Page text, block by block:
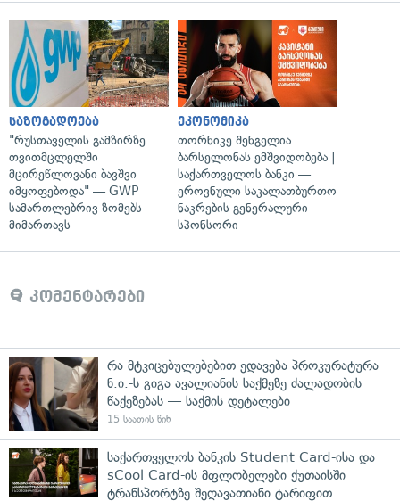
საზოგადოება
"რუსთაველის გამზირზე
თვითმცლელში
მცირეწლოვანი ბავშვი
იმყოფებოდა" — GWP
სამართლებრივ ზომებს
მიმართავს
ეკონომიკა
თორნიკე შენგელია
ბარსელონას ემშვიდობება |
საქართველოს ბანკი —
ეროვნული საკალათბურთო
ნაკრების გენერალური
სპონსორი
კომენტარები
რა მტკიცებულებებით ედავება პროკურატურა
ნ.ი.-ს გიგა ავალიანის საქმეზე ძალადობის
წაქეზებას — საქმის დეტალები
15 საათის წინ
საქართველოს ბანკის Student Card-ისა და
sCool Card-ის მფლობელები ქუთაისში
ტრანსპორტზე შეღავათიანი ტარიფით